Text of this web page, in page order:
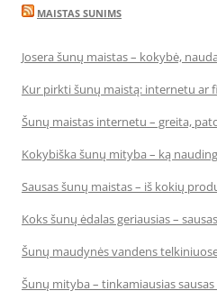
MAISTAS SUNIMS
Josera šunų maistas – kokybė,
Kur pirkti šunų maistą: internetu ar
Šunų maistas internetu – greita,
Kokybiška šunų mityba – ką
Sausas šunų maistas – iš kokių
Koks šunų ėdalas geriausias –
Šunų maudynės vandens
Šunų mityba – tinkamiausias